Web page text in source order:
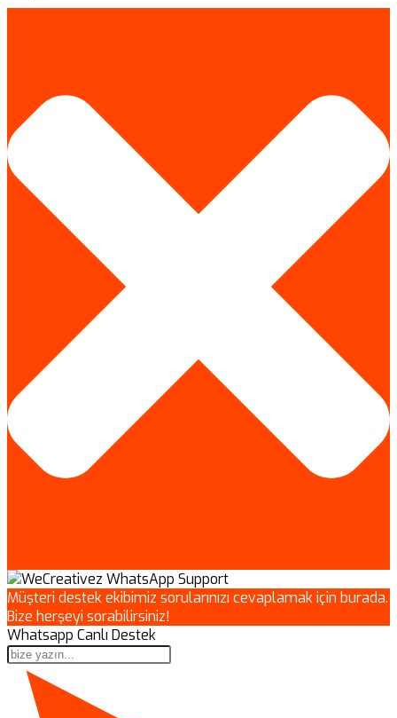
Müşteri destek ekibimiz sorularınızı cevaplamak için burada.
Bize herşeyi sorabilirsiniz!
Whatsapp Canlı Destek